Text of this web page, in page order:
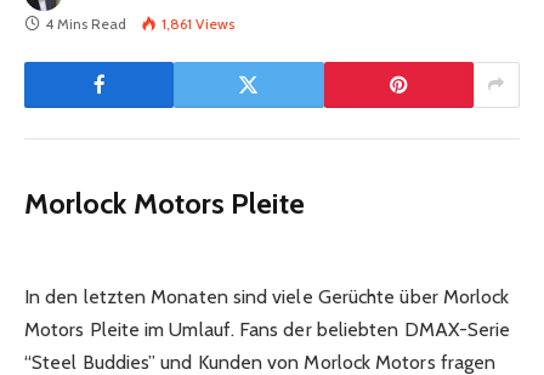
4 Mins Read
1,861 Views
Morlock Motors Pleite
In den letzten Monaten sind viele Gerüchte über Morlock
Motors Pleite im Umlauf. Fans der beliebten DMAX-Serie
“Steel Buddies” und Kunden von Morlock Motors fragen